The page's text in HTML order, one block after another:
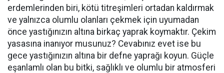
erdemlerinden biri, kötü titreşimleri ortadan kaldırmak
ve yalnızca olumlu olanları çekmek için uyumadan
önce yastığınızın altına birkaç yaprak koymaktır. Çekim
yasasına inanıyor musunuz? Cevabınız evet ise bu
gece yastığınızın altına bir defne yaprağı koyun. Güçle
eşanlamlı olan bu bitki, sağlıklı ve olumlu bir atmosferi